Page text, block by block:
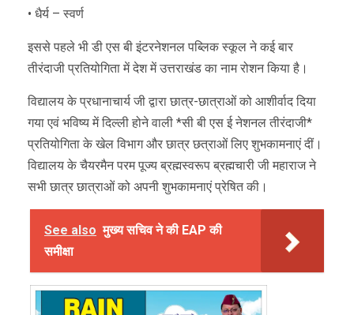
• धैर्य – स्वर्ण
इससे पहले भी डी एस बी इंटरनेशनल पब्लिक स्कूल ने कई बार
तीरंदाजी प्रतियोगिता में देश में उत्तराखंड का नाम रोशन किया है।
विद्यालय के प्रधानाचार्य जी द्वारा छात्र-छात्राओं को आशीर्वाद दिया
गया एवं भविष्य में दिल्ली होने वाली *सी बी एस ई नेशनल तीरंदाजी*
प्रतियोगिता के खेल विभाग और छात्र छत्राओं लिए शुभकामनाएं दीं।
विद्यालय के चैयरमैन परम पूज्य ब्रह्मस्वरूप ब्रह्मचारी जी महाराज ने
सभी छात्र छात्राओं को अपनी शुभकामनाएं प्रेषित की।
See also मुख्य सचिव ने की EAP की
समीक्षा